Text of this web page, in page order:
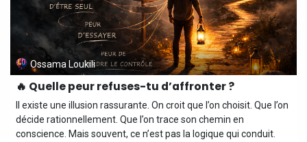
Ossama Loukili
🔥 Quelle peur refuses-tu d’affronter ?
Il existe une illusion rassurante. On croit que l’on choisit. Que l’on
décide rationnellement. Que l’on trace son chemin en
conscience. Mais souvent, ce n’est pas la logique qui conduit.